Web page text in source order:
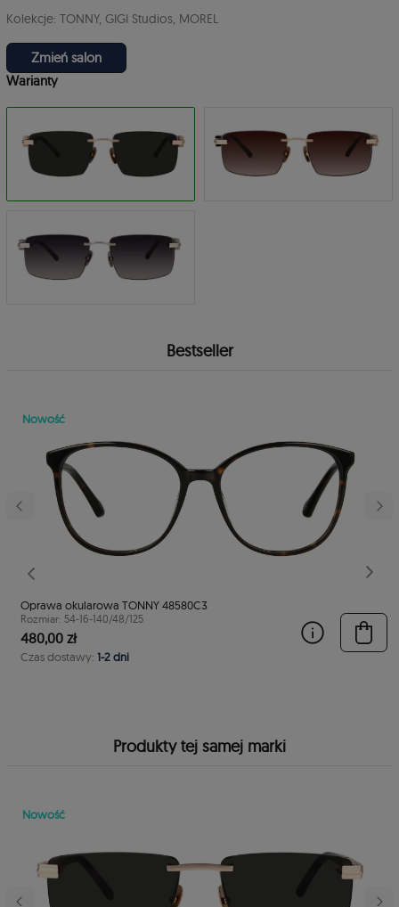
Zmień salon
Kolekcje: TONNY, GIGI Studios, MOREL
Warianty
Bestseller
Poprzedni
Nowość
Oprawa okularowa TONNY 48580C3
Rozmiar: 54-16-140/48/125
480,00 zł
Czas dostawy: 1-2 dni
Produkty tej samej marki
Nowość